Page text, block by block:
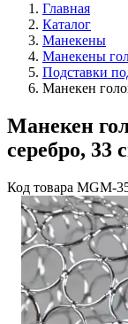
Главная
Каталог
Манекены
Манекены
Подставки
Манекен
Манекен
серебро, 33
Код товара MGM-